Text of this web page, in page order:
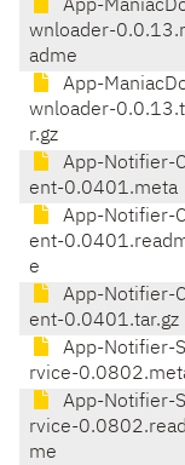
App-
wnloader-
adme
App-
wnloader-
r.gz
App-Notifier-
ent-0.0401.meta
App-Notifier-
ent-
e
App-Notifier-
ent-0.0401.tar.gz
App-Notifier-
rvice-
App-Notifier-
rvice-0.0802.read
me